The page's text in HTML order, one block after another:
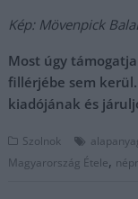
Kép: Mövenpick
Most úgy
fillérjébe sem
kiadójának és
Szolnok
Magyarország Étele,